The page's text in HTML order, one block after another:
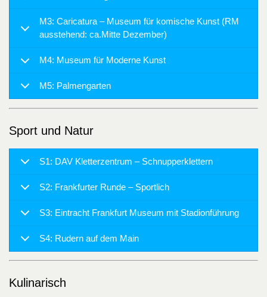
M3: Caricatura – Museum für komische Kunst (RM
ausstehend: ca.Mitte Dezember)
M4: Museum für Moderne Kunst
M5: Palmengarten
Sport und Natur
S1: DAV Kletterzentrum – Schnupperklettern
S2: Frankfurter Runde – Sportlich
S3: Eintracht Frankfurt Museum mit Stadionführung
S4: Rudern auf dem Main
Kulinarisch